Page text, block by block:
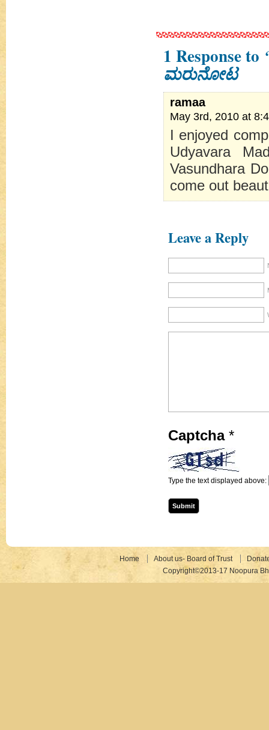
1 Response to
ಮರುನೋಟ
ramaa
May 3rd, 2010 at
I enjoyed
Udyavara
Vasundhara
come out
Leave a Reply
Captcha *
Type the text displayed above:
Home About us- Board of Trust
Copyright©2013-17 Noopura